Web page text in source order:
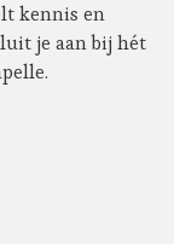
kennis en
je aan bij hét